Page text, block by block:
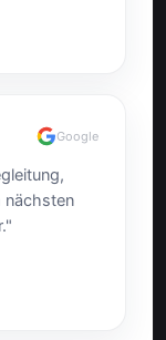
Google
nächsten